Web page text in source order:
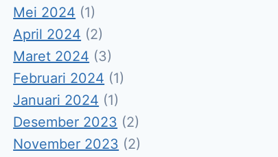
Mei 2024 (1)
April 2024 (2)
Maret 2024 (3)
Februari 2024 (1)
Januari 2024 (1)
Desember 2023 (2)
November 2023 (2)